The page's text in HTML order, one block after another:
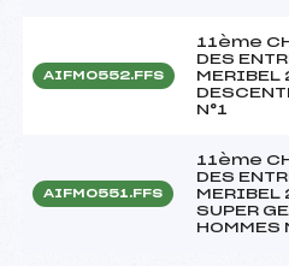
AIFM0552.FFS
11ème
DES
N°1
AIFM0551.FFS
11ème
DES
SUPER
HOMMES